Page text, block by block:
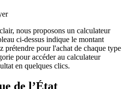
nous proposons un calculateur
ci-dessus indique le montant
prétendre pour l'achat de chaque type
pour accéder au calculateur
en quelques clics.
de l’État